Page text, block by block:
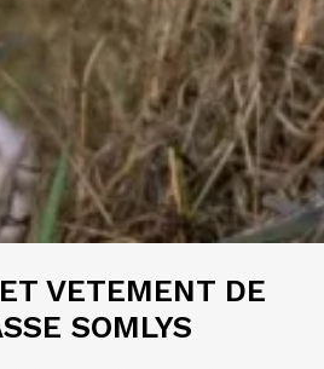
VETEMENT DE
SOMLYS